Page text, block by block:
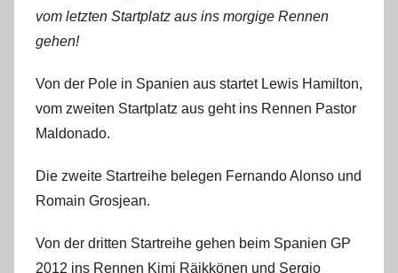
vom letzten Startplatz aus ins morgige Rennen
gehen!
Von der Pole in Spanien aus startet Lewis Hamilton,
vom zweiten Startplatz aus geht ins Rennen Pastor
Maldonado.
Die zweite Startreihe belegen Fernando Alonso und
Romain Grosjean.
Von der dritten Startreihe gehen beim Spanien GP
2012 ins Rennen Kimi Räikkönen und Sergio